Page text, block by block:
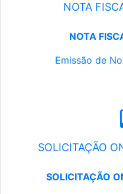
NOTA
NOTA
Emissão de
SOLICITAÇÃO
SOLICITAÇÃO